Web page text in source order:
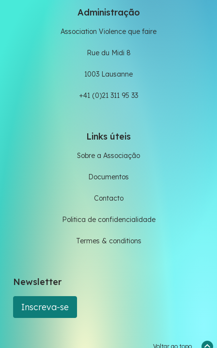
Voltar ao topo
Administração
Association Violence que faire
Rue du Midi 8
1003 Lausanne
+41 (0)21 311 95 33
Links úteis
Sobre a Associação
Documentos
Contacto
Politica de confidencialidade
Termes & conditions
Newsletter
Inscreva-se